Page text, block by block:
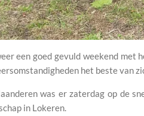
een goed gevuld weekend met
het beste van
was er zaterdag op de
in Lokeren.